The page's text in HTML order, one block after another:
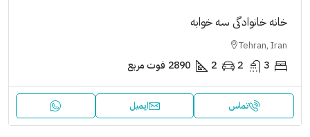
خانه خانوادگی سه خوابه
Tehran, Iran
3
2
2
2890 فوت مربع
تماس ایمیل